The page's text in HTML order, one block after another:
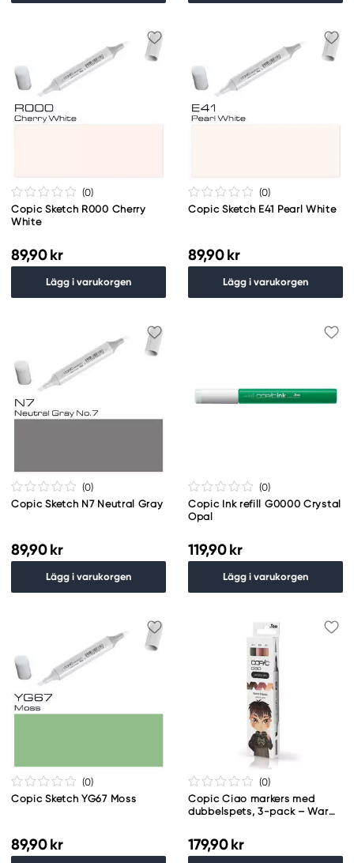
(0)
Copic Sketch R000 Cherry
White
89,90 kr
Lägg i varukorgen
(0)
Copic Sketch E41 Pearl White
89,90 kr
Lägg i varukorgen
(0)
Copic Sketch N7 Neutral Gray
89,90 kr
Lägg i varukorgen
(0)
Copic Ink refill G0000 Crystal
Opal
119,90 kr
Lägg i varukorgen
(0)
Copic Sketch YG67 Moss
89,90 kr
(0)
Copic Ciao markers med
dubbelspets, 3-pack – Warm
179,90 kr